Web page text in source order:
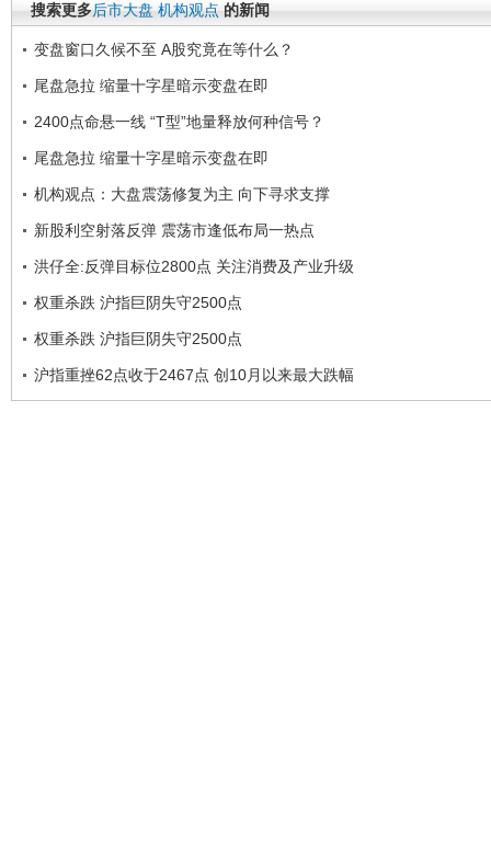
搜索更多后市大盘 机构观点 的新闻
变盘窗口久候不至 A股究竟在等什么？
尾盘急拉 缩量十字星暗示变盘在即
2400点命悬一线 “T型”地量释放何种信号？
尾盘急拉 缩量十字星暗示变盘在即
机构观点：大盘震荡修复为主 向下寻求支撑
新股利空射落反弹 震荡市逢低布局一热点
洪仔全:反弹目标位2800点 关注消费及产业升级
权重杀跌 沪指巨阴失守2500点
权重杀跌 沪指巨阴失守2500点
沪指重挫62点收于2467点 创10月以来最大跌幅